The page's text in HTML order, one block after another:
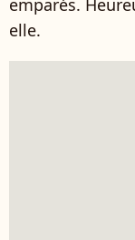
emparés.
elle.